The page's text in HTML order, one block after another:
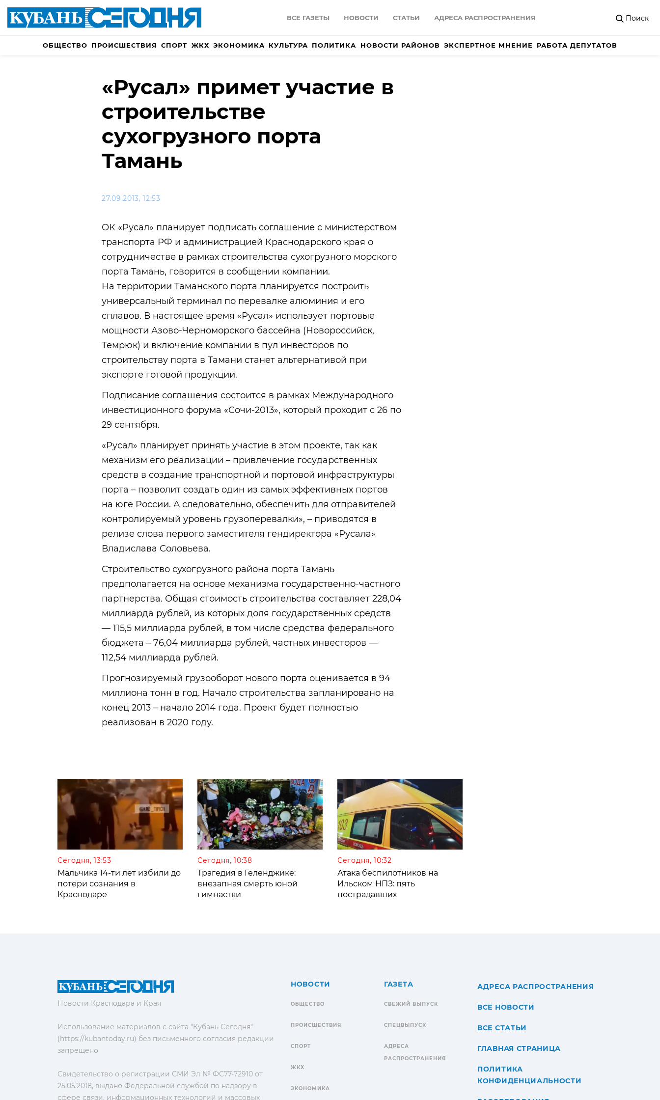
ВСЕ ГАЗЕТЫ НОВОСТИ СТАТЬИ АДРЕСА РАСПРОСТРАНЕНИЯ Поиск
ОБЩЕСТВО ПРОИСШЕСТВИЯ СПОРТ ЖКХ ЭКОНОМИКА КУЛЬТУРА ПОЛИТИКА НОВОСТИ РАЙОНОВ ЭКСПЕРТНОЕ МНЕНИЕ РАБОТА ДЕПУТАТОВ
«Русал» примет участие в
строительстве
сухогрузного порта
Тамань
27.09.2013, 12:53
ОК «Русал» планирует подписать соглашение с министерством
транспорта РФ и администрацией Краснодарского края о
сотрудничестве в рамках строительства сухогрузного морского
порта Тамань, говорится в сообщении компании.
На территории Таманского порта планируется построить
универсальный терминал по перевалке алюминия и его
сплавов. В настоящее время «Русал» использует портовые
мощности Азово-Черноморского бассейна (Новороссийск,
Темрюк) и включение компании в пул инвесторов по
строительству порта в Тамани станет альтернативой при
экспорте готовой продукции.
Подписание соглашения состоится в рамках Международного
инвестиционного форума «Сочи-2013», который проходит с 26 по
29 сентября.
«Русал» планирует принять участие в этом проекте, так как
механизм его реализации – привлечение государственных
средств в создание транспортной и портовой инфраструктуры
порта – позволит создать один из самых эффективных портов
на юге России. А следовательно, обеспечить для отправителей
контролируемый уровень грузоперевалки», – приводятся в
релизе слова первого заместителя гендиректора «Русала»
Владислава Соловьева.
Строительство сухогрузного района порта Тамань
предполагается на основе механизма государственно-частного
партнерства. Общая стоимость строительства составляет 228,04
миллиарда рублей, из которых доля государственных средств
— 115,5 миллиарда рублей, в том числе средства федерального
бюджета – 76,04 миллиарда рублей, частных инвесторов —
112,54 миллиарда рублей.
Прогнозируемый грузооборот нового порта оценивается в 94
миллиона тонн в год. Начало строительства запланировано на
конец 2013 – начало 2014 года. Проект будет полностью
реализован в 2020 году.
Сегодня, 13:53
Мальчика 14-ти лет избили до
потери сознания в
Краснодаре
Сегодня, 10:38
Трагедия в Геленджике:
внезапная смерть юной
гимнастки
Сегодня, 10:32
Атака беспилотников на
Ильском НПЗ: пять
пострадавших
Новости Краснодара и Края
Использование материалов с сайта "Кубань Сегодня"
(https://kubantoday.ru) без письменного согласия редакции
запрещено
Свидетельство о регистрации СМИ Эл № ФС77-72910 от
25.05.2018, выдано Федеральной службой по надзору в
сфере связи, информационных технологий и массовых
НОВОСТИ
ОБЩЕСТВО
ПРОИСШЕСТВИЯ
СПОРТ
ЖКХ
ЭКОНОМИКА
ГАЗЕТА
СВЕЖИЙ ВЫПУСК
СПЕЦВЫПУСК
АДРЕСА
РАСПРОСТРАНЕНИЯ
АДРЕСА РАСПРОСТРАНЕНИЯ
ВСЕ НОВОСТИ
ВСЕ СТАТЬИ
ГЛАВНАЯ СТРАНИЦА
ПОЛИТИКА
КОНФИДЕНЦИАЛЬНОСТИ